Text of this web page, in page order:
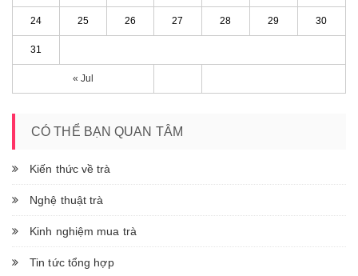
« Jul
24 25 26 27 28 29 30
31
CÓ THỂ BẠN QUAN TÂM
Kiến thức về trà
Nghệ thuật trà
Kinh nghiệm mua trà
Tin tức tổng hợp